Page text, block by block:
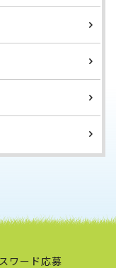
ワード応募